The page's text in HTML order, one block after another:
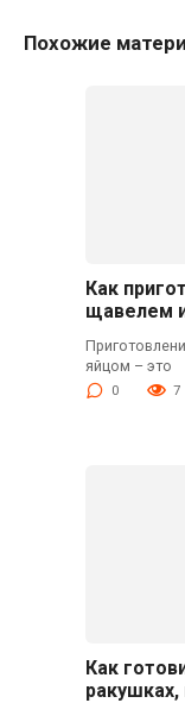
Похожие
Как
щавелем
яйцом – это
0 7
Как